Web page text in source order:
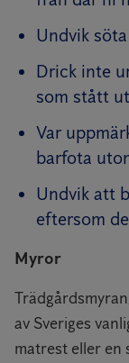
Undvik
Drick inte
som stått
Var
barfota
Undvik att
eftersom
Myror
av Sveriges
matrest eller en